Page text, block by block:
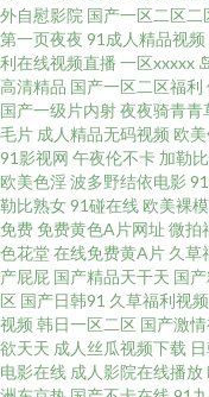
口在线观看 欧美日本国产婷
水在线观看 国产精品又爽
VTCOm 精品产品日精品
51国产ts人妖 91香蕉在线
爱豆导航 国产专区欧美 色
偷拍二区 青娱乐91 香蕉蜜
91视频丝袜制服国产高清
外自慰影院 国产一区二区二
第一页夜夜 91成人精品视频
利在线视频直播 一区xxxxx
高清精品 国产一区二区福利
国产一级片内射夜夜骑青青
毛片 成人精品无码视频 欧
91影视网 午夜伦不卡 加勒
欧美色淫波多野结依电影
勒比熟女91碰在线 欧美裸模
免费 免费黄色A片网址 微拍
色花堂在线免费黄A片 久草
产屁屁 国产精品天干天 国
区 国产日韩91 久草福利视
视频 韩日一区二区 国产激
欲天天 成人丝瓜视频下载
电影在线 成人影院在线播放